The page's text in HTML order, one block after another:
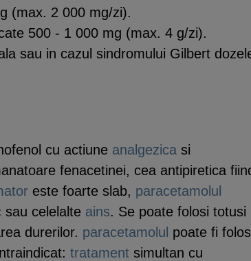
(max. 2 000 mg/zi).
500 - 1 000 mg (max. 4 g/zi).
sau in cazul sindromului Gilbert
cu actiune analgezica si
fenacetinei, cea antipiretica
este foarte slab, paracetamolul
sau celelalte ains. Se poate folosi totusi
durerilor. paracetamolul poate fi
tratament simultan cu